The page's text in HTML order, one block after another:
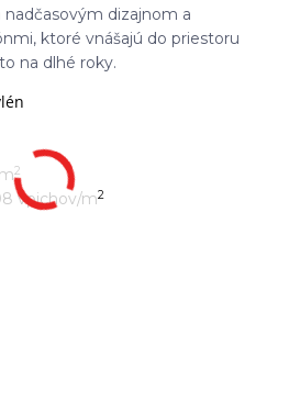
nadčasovým dizajnom a
ktoré vnášajú do priestoru
na dlhé roky.
2
vpichov/m2